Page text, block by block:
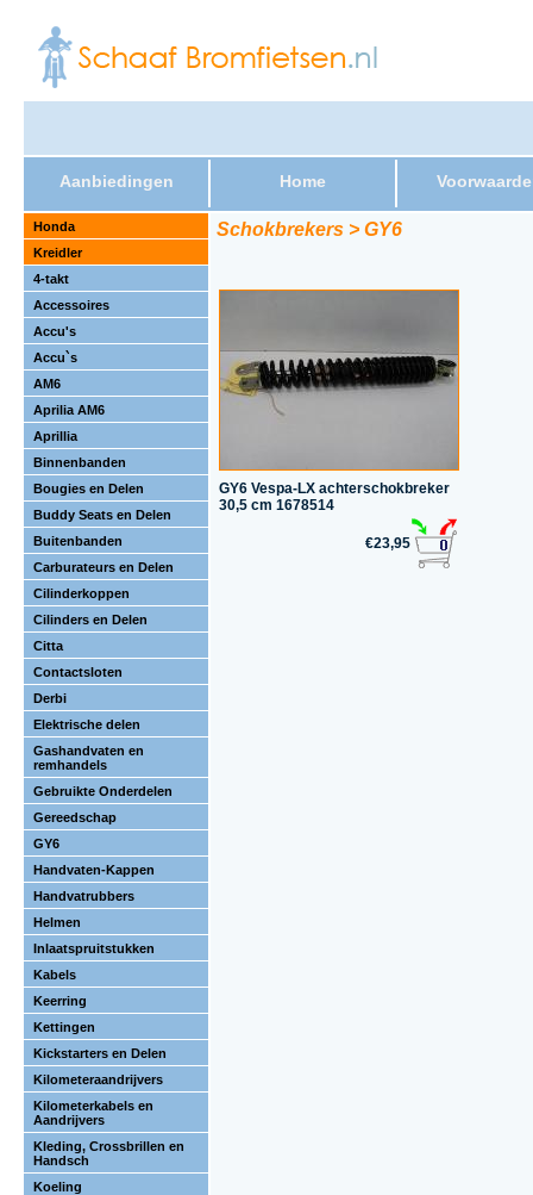
Aanbiedingen Home
Honda
Kreidler
4-takt
Accessoires
Accu's
Accu`s
AM6
Aprilia AM6
Aprillia
Binnenbanden
Bougies en Delen
Buddy Seats en Delen
Buitenbanden
Carburateurs en Delen
Cilinderkoppen
Cilinders en Delen
Citta
Contactsloten
Derbi
Elektrische delen
Gashandvaten en
remhandels
Gebruikte Onderdelen
Gereedschap
GY6
Handvaten-Kappen
Handvatrubbers
Helmen
Inlaatspruitstukken
Kabels
Keerring
Kettingen
Kickstarters en Delen
Kilometeraandrijvers
Kilometerkabels en
Aandrijvers
Kleding, Crossbrillen en
Handsch
Koeling
Schokbrekers > GY6
GY6 Vespa-LX achterschokbreker
30,5 cm 1678514
€23,95